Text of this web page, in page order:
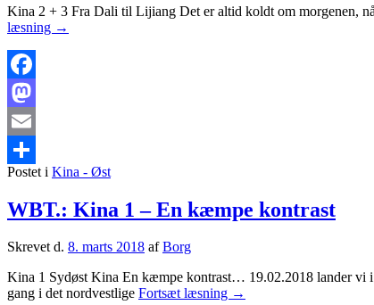
Kina 2 + 3 Fra Dali til Lijiang Det er altid koldt om morgenen,
læsning WBT.
til
→
Facebook
Mastodon
Email
Share
Postet i Kina - Øst
WBT.: Kina 1 – En kæmpe kontrast
Skrevet d. 8. marts 2018 afBorg
Kina 1 Sydøst Kina En kæmpe kontrast… 19.02.2018 lander vi i
gang i det nordvestlige Fortsæt læsning WBT.:
→